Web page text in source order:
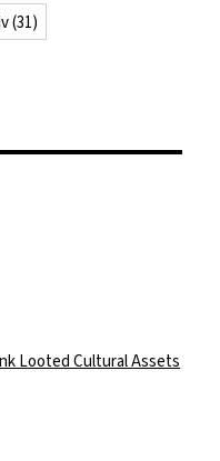
(31)
Looted Cultural Assets